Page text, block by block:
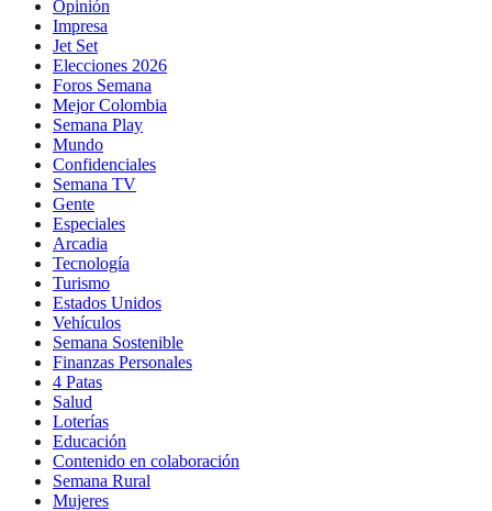
Opinión
Impresa
Jet Set
Elecciones 2026
Foros Semana
Mejor Colombia
Semana Play
Mundo
Confidenciales
Semana TV
Gente
Especiales
Arcadia
Tecnología
Turismo
Estados Unidos
Vehículos
Semana Sostenible
Finanzas Personales
4 Patas
Salud
Loterías
Educación
Contenido en colaboración
Semana Rural
Mujeres